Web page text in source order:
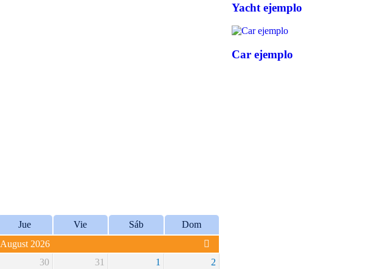
Jue Vie Sáb
Dom
August 2026
30 31 1 2
Yacht ejemplo
Car ejemplo